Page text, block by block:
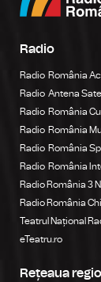
Radio
Radio România
Radio Antena
Radio România
Radio România
Radio România
Radio România
Radio România 3
Radio România
Teatrul Național
eTeatru.ro
Rețeaua